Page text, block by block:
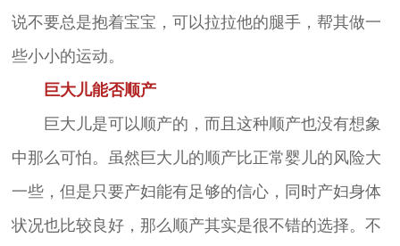
说不要总是抱着宝宝，可以拉拉他的腿手，帮其做一
些小小的运动。
巨大儿能否顺产
巨大儿是可以顺产的，而且这种顺产也没有想象
中那么可怕。虽然巨大儿的顺产比正常婴儿的风险大
一些，但是只要产妇能有足够的信心，同时产妇身体
状况也比较良好，那么顺产其实是很不错的选择。不